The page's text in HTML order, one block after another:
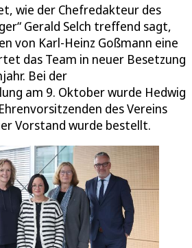
wie der Chefredakteur des
Gerald Selch treffend sagt,
von Karl-Heinz Goßmann eine
das Team in neuer Besetzung
Bei der
am 9. Oktober wurde Hedwig
des Vereins
Vorstand wurde bestellt.